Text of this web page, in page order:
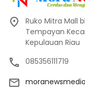
Ruko Mitra Mall
Tempayan
Kepulauan Riau
085356111719